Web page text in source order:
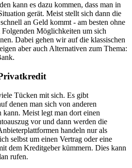
kann es dazu kommen, dass man in
gerät. Meist stellt sich dann die
an Geld kommt - am besten ohne
Möglichkeiten um sich
Dabei gehen wir auf die klassischen
aber auch Alternativen zum Thema:
Tücken mit sich. Es gibt
denen man sich von anderen
kann. Meist legt man dort einen
vor und dann werden die
handeln nur als
selbst um einen Vertrag oder eine
dem Kreditgeber kümmern. Dies kann
rufen.